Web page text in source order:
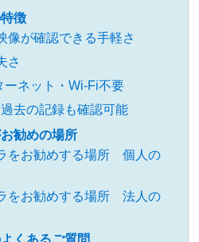
徴
像が確認できる手軽さ
さ
ーネット・Wi-Fi不要
去の記録も確認可能
勧めの場所
をお勧めする場所 個人の
をお勧めする場所 法人の
くあるご質問